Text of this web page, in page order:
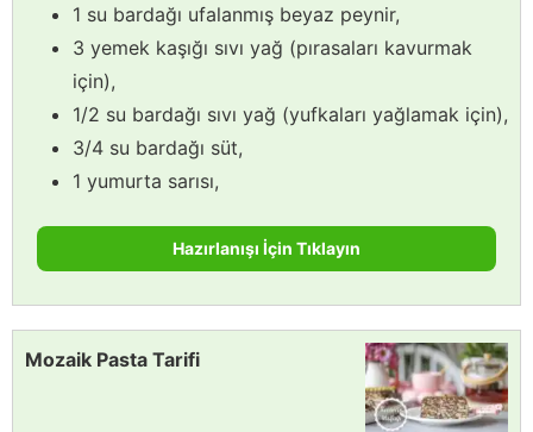
1 su bardağı ufalanmış beyaz peynir,
3 yemek kaşığı sıvı yağ (pırasaları kavurmak
için),
1/2 su bardağı sıvı yağ (yufkaları yağlamak için),
3/4 su bardağı süt,
1 yumurta sarısı,
Hazırlanışı İçin Tıklayın
Mozaik Pasta Tarifi